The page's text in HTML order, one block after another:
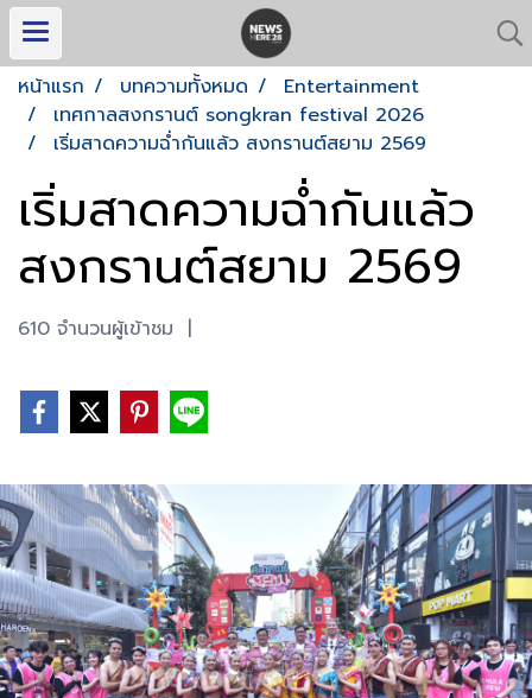
หน้าแรก บทความทั้งหมด
Entertainment
เทศกาลสงกรานต์ songkran festival 2026
เริ่มสาดความฉ่ำกันแล้ว สงกรานต์สยาม 2569
เริ่มสาดความฉ่ำกันแล้ว
สงกรานต์สยาม 2569
610 จำนวนผู้เข้าชม |